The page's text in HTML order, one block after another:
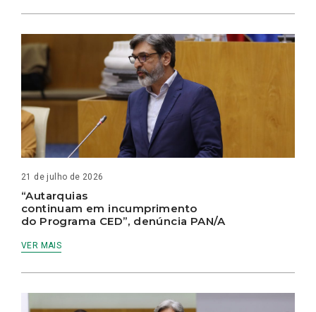
21 de julho de 2026
“Autarquias
continuam em incumprimento
do Programa CED”, denúncia PAN/A
VER MAIS